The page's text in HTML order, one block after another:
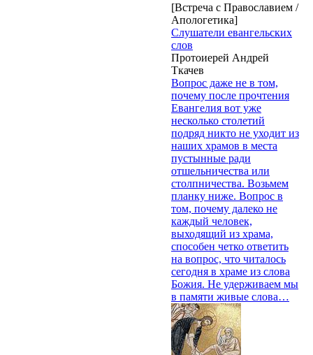
[Встреча с Православием /
Апологетика]
Слушатели евангельских
слов
Протоиерей Андрей
Ткачев
Вопрос даже не в том,
почему после прочтения
Евангелия вот уже
несколько столетий
подряд никто не уходит из
наших храмов в места
пустынные ради
отшельничества или
столпничества. Возьмем
планку ниже. Вопрос в
том, почему далеко не
каждый человек,
выходящий из храма,
способен четко ответить
на вопрос, что читалось
сегодня в храме из слова
Божия. Не удерживаем мы
в памяти живые слова…